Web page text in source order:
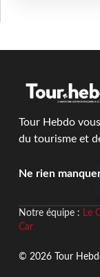
Tour Hebdo
du tourisme et
Ne rien
Notre équipe : Le
Car
© 2026 Tour